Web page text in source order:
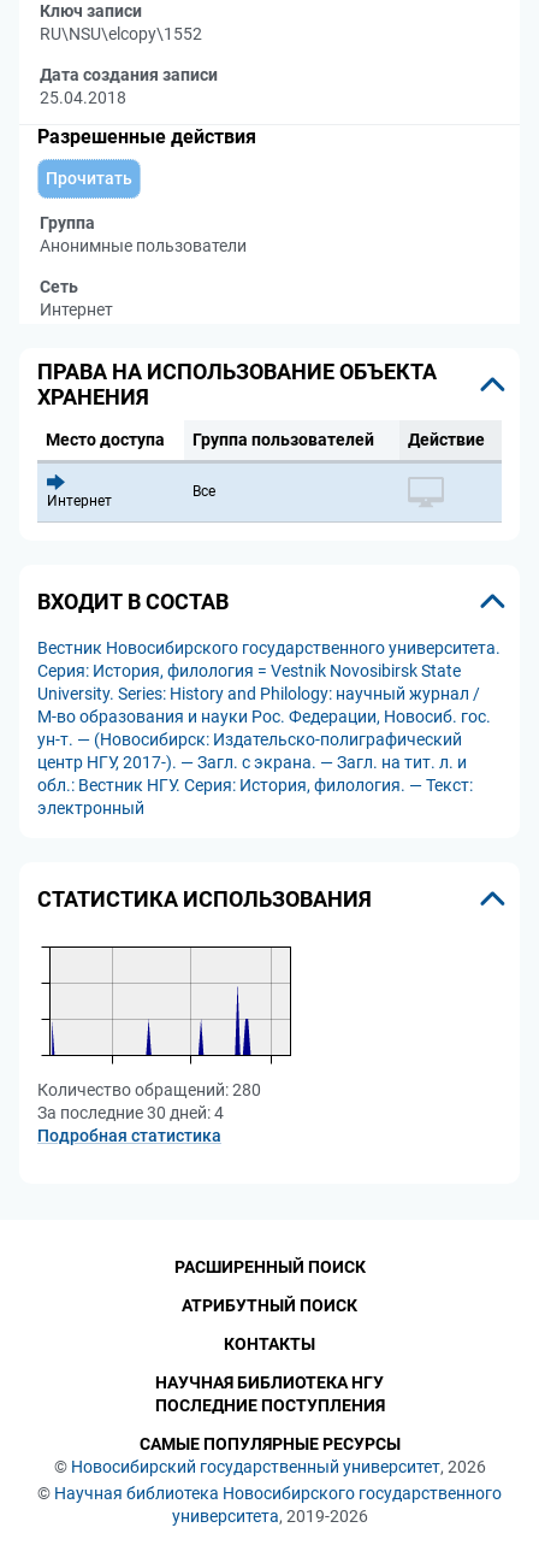
Ключ записи
RU\NSU\elcopy\1552
Дата создания записи
25.04.2018
Разрешенные действия
Прочитать
Группа
Анонимные пользователи
Сеть
Интернет
ПРАВА НА ИСПОЛЬЗОВАНИЕ ОБЪЕКТА
ХРАНЕНИЯ
Место доступа Группа пользователей Действие
Интернет
Все
ВХОДИТ В СОСТАВ
Вестник Новосибирского государственного университета.
Серия: История, филология = Vestnik Novosibirsk State
University. Series: History and Philology: научный журнал /
М-во образования и науки Рос. Федерации, Новосиб. гос.
ун-т. — (Новосибирск: Издательско-полиграфический
центр НГУ, 2017-). — Загл. с экрана. — Загл. на тит. л. и
обл.: Вестник НГУ. Серия: История, филология. — Текст:
электронный
СТАТИСТИКА ИСПОЛЬЗОВАНИЯ
Количество обращений:280
За последние 30 дней:4
Подробная статистика
© Новосибирский государственный университет, 2026
© Научная библиотека Новосибирского государственного
университета, 2019-2026
РАСШИРЕННЫЙ ПОИСК
АТРИБУТНЫЙ ПОИСК
КОНТАКТЫ
НАУЧНАЯ БИБЛИОТЕКА НГУ
ПОСЛЕДНИЕ ПОСТУПЛЕНИЯ
САМЫЕ ПОПУЛЯРНЫЕ РЕСУРСЫ